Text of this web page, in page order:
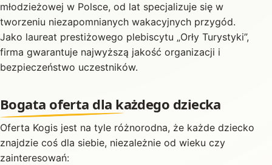
młodzieżowej w Polsce, od lat specjalizuje się w
tworzeniu niezapomnianych wakacyjnych przygód.
Jako laureat prestiżowego plebiscytu „Orły Turystyki”,
firma gwarantuje najwyższą jakość organizacji i
bezpieczeństwo uczestników.
Bogata oferta dla każdego dziecka
Oferta Kogis jest na tyle różnorodna, że każde dziecko
znajdzie coś dla siebie, niezależnie od wieku czy
zainteresowań: